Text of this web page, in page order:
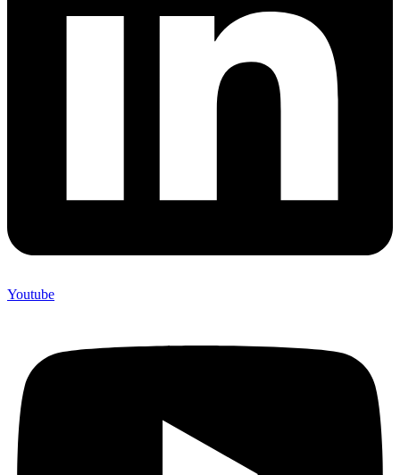
Youtube